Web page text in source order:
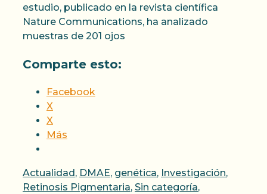
estudio, publicado en la revista científica
Nature Communications, ha analizado
muestras de 201 ojos
Comparte esto:
Facebook
X
X
Más
Categorías
Actualidad , DMAE, genética, Investigación,
Retinosis Pigmentaria, Sin categoría,